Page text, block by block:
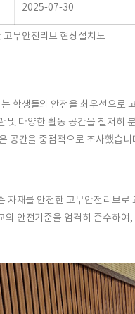
2025-07-30
고무안전리브 현장설치도
학생들의 안전을 최우선으로
및 다양한 활동 공간을 철저히
공간을 중점적으로 조사했습니
자재를 안전한 고무안전리브로
의 안전기준을 엄격히 준수하여